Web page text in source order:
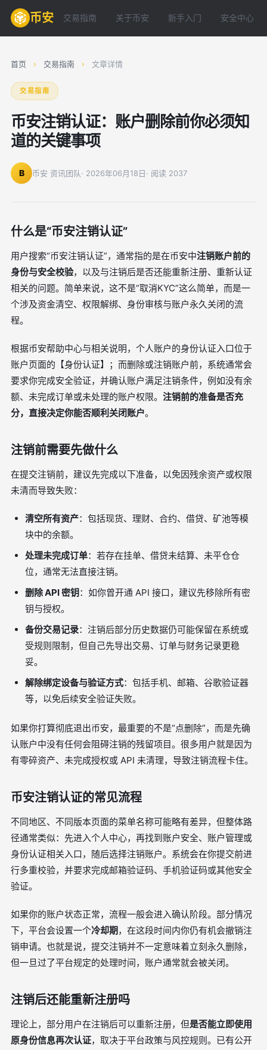
币安 交易指南 关于币安 新手入门 安全中心
首页 › 交易指南 › 文章详情
交易指南
币安注销认证：账户删除前你必须知
道的关键事项
B 币安 资讯团队· 2026年06月18日· 阅读 2037
什么是“币安注销认证”
用户搜索“币安注销认证”，通常指的是在币安中注销账户前的
身份与安全校验，以及与注销后是否还能重新注册、重新认证
相关的问题。简单来说，这不是“取消KYC”这么简单，而是一
个涉及资金清空、权限解绑、身份审核与账户永久关闭的流
程。
根据币安帮助中心与相关说明，个人账户的身份认证入口位于
账户页面的【身份认证】；而删除或注销账户前，系统通常会
要求你完成安全验证，并确认账户满足注销条件，例如没有余
额、未完成订单或未处理的账户权限。 注销前的准备是否充
分，直接决定你能否顺利关闭账户。
注销前需要先做什么
在提交注销前，建议先完成以下准备，以免因残余资产或权限
未清而导致失败：
清空所有资产：包括现货、理财、合约、借贷、矿池等模
块中的余额。
处理未完成订单：若存在挂单、借贷未结算、未平仓仓
位，通常无法直接注销。
删除 API 密钥：如你曾开通 API 接口，建议先移除所有密
钥与授权。
备份交易记录：注销后部分历史数据仍可能保留在系统或
受规则限制，但自己先导出交易、订单与财务记录更稳
妥。
解除绑定设备与验证方式：包括手机、邮箱、谷歌验证器
等，以免后续安全验证失败。
如果你打算彻底退出币安，最重要的不是“点删除”，而是先确
认账户中没有任何会阻碍注销的残留项目。很多用户就是因为
有零碎资产、未完成授权或 API 未清理，导致注销流程卡住。
币安注销认证的常见流程
不同地区、不同版本页面的菜单名称可能略有差异，但整体路
径通常类似：先进入个人中心，再找到账户安全、账户管理或
身份认证相关入口，随后选择注销账户。系统会在你提交前进
行多重校验，并要求完成邮箱验证码、手机验证码或其他安全
验证。
如果你的账户状态正常，流程一般会进入确认阶段。部分情况
下，平台会设置一个冷却期，在这段时间内你仍有机会撤销注
销申请。也就是说，提交注销并不一定意味着立刻永久删除，
但一旦过了平台规定的处理时间，账户通常就会被关闭。
注销后还能重新注册吗
理论上，部分用户在注销后可以重新注册，但是否能立即使用
原身份信息再次认证，取决于平台政策与风控规则。已有公开